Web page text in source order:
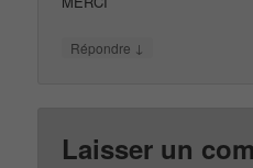
Répondre ↓
Laisser un